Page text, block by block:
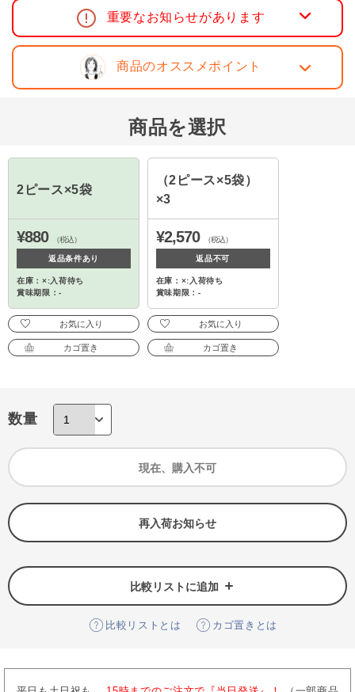
重要なお知らせがあります
商品のオススメポイント
商品を選択
2ピース×5袋
¥880 （税込）
返品条件あり
在庫：×:入荷待ち
賞味期限：-
お気に入り
カゴ置き
（2ピース×5袋）
×3
¥2,570 （税込）
返品不可
在庫：×:入荷待ち
賞味期限：-
お気に入り
カゴ置き
数量
現在、購入不可
再入荷お知らせ
比較リストに追加
比較リストとは カゴ置きとは